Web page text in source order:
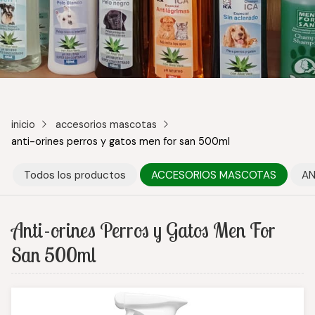
inicio
accesorios mascotas
anti-orines perros y gatos men for san 500ml
Todos los productos ACCESORIOS MASCOTAS
Anti-orines Perros y Gatos Men For
San 500ml